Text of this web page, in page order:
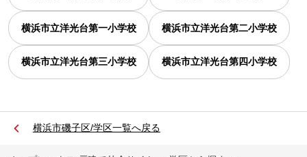
横浜市立洋光台第一小学校 横浜市立洋光台第二小学校
横浜市立洋光台第三小学校 横浜市立洋光台第四小学校
横浜市磯子区/学区一覧へ戻る